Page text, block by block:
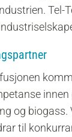
Tel-
og
til